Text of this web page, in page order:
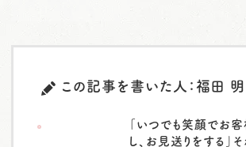
この記事を書いた人：福田
「いつでも笑顔でお
し、お見送りをする」